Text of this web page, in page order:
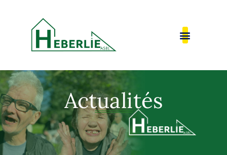
Actualités